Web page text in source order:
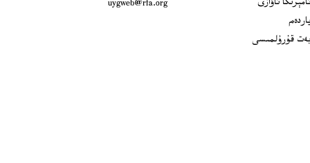
ياردەم
بەت قۇرۇلمىسى
uygweb@rfa.org